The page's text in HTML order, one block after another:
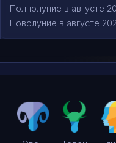
Полнолуние в августе
Новолуние в августе